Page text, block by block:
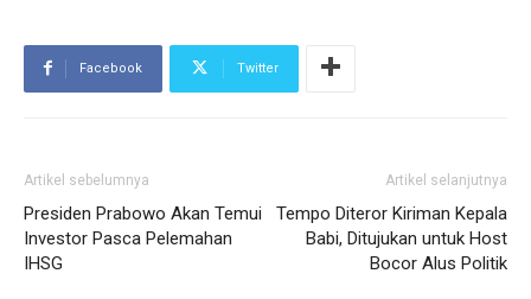
Facebook Twitter
Artikel sebelumnya
Presiden Prabowo Akan Temui
Investor Pasca Pelemahan
IHSG
Artikel selanjutnya
Tempo Diteror Kiriman Kepala
Babi, Ditujukan untuk Host
Bocor Alus Politik